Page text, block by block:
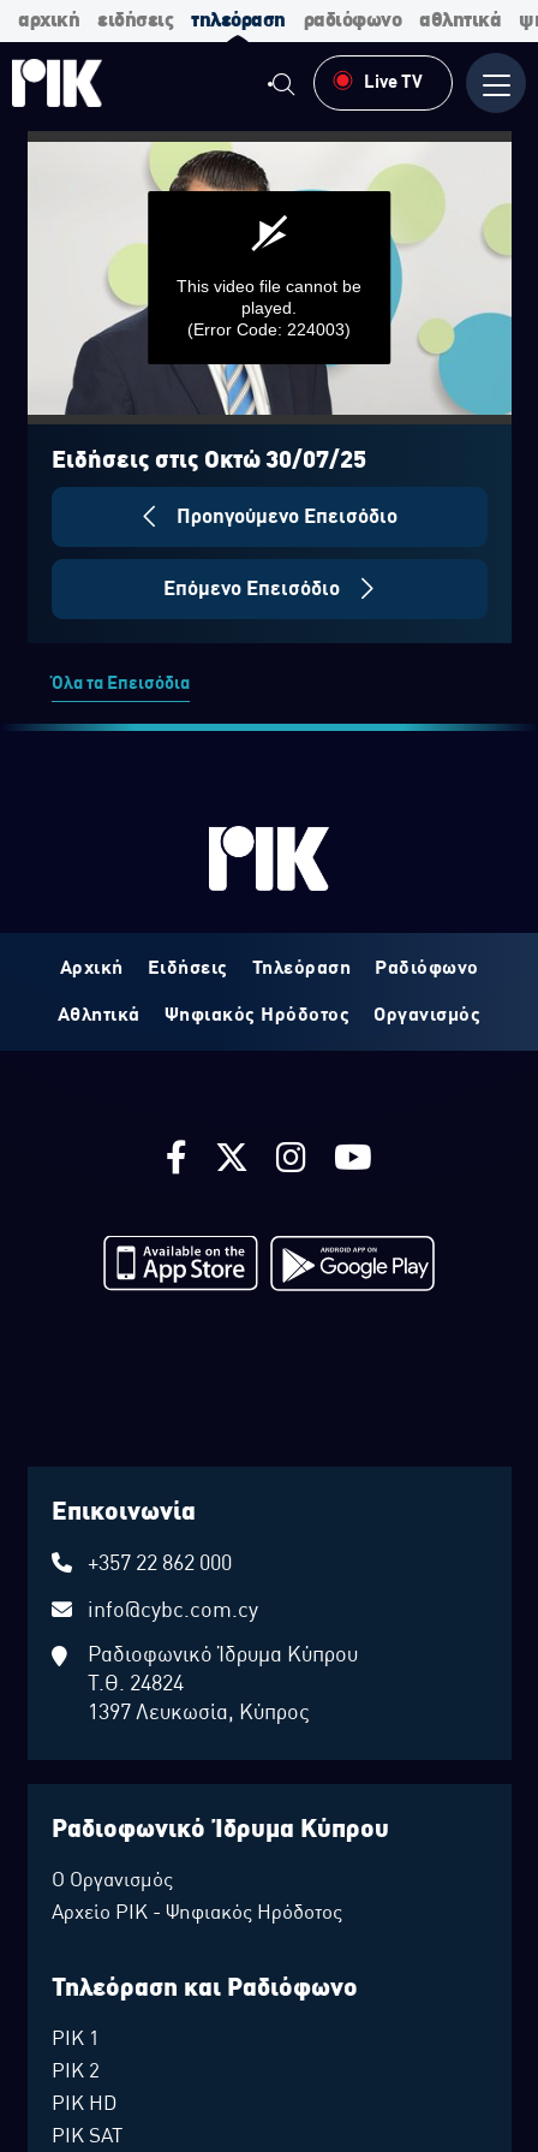
αρχική ειδήσεις τηλεόραση ραδιόφωνο αθλητικά
Live TV
0
seconds
seconds
This video file cannot be
played.
(Error Code: 224003)
Ειδήσεις στις Οκτώ 30/07/25
Προηγούμενο Επεισόδιο
Επόμενο Επεισόδιο
Όλα τα Επεισόδια
Αρχική Ειδήσεις Τηλεόραση Ραδιόφωνο
Αθλητικά Ψηφιακός Ηρόδοτος Οργανισμός
Επικοινωνία
+357 22 862 000
info@cybc.com.cy
Ραδιοφωνικό Ίδρυμα Κύπρου
Τ.Θ. 24824
1397 Λευκωσία, Κύπρος
Ραδιοφωνικό Ίδρυμα Κύπρου
Ο Οργανισμός
Αρχείο ΡΙΚ - Ψηφιακός Ηρόδοτος
Τηλεόραση και Ραδιόφωνο
ΡΙΚ 1
ΡΙΚ 2
ΡΙΚ HD
ΡΙΚ SAT